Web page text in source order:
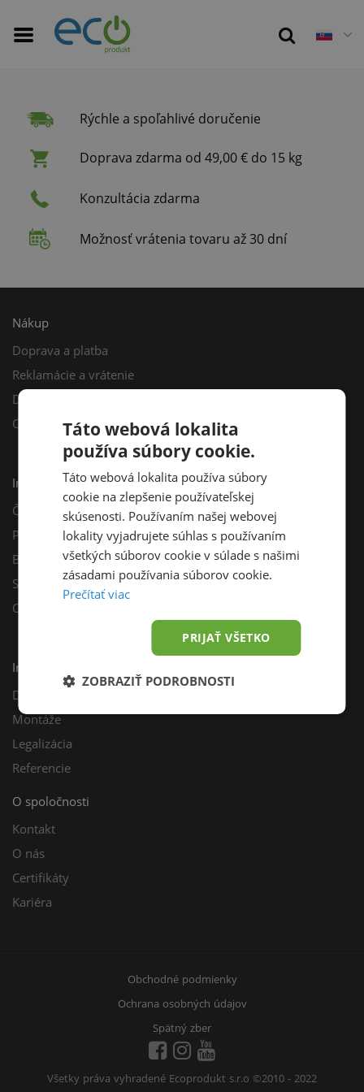
Rýchle a spoľahlivé doručenie
Doprava zdarma od 49,00 € do 15 kg
Konzultácia zdarma
Možnosť vrátenia tovaru až 30 dní
Nákup
Doprava a platba
Reklamácie a vrátenie
Darčekový poukaz
Odberné miesta
Informácie
Často kladené otázky
Poradňa
Blog
Sprievodca výberom fotovoltiky
Odporúčací program
Inštalácie
Dotácie
Montáže
Legalizácia
Referencie
O spoločnosti
Kontakt
O nás
Certifikáty
Kariéra
Obchodné podmienky
Ochrana osobných údajov
Spätný zber
Všetky práva vyhradené Ecoprodukt s.r.o ©2010 - 2022
Táto webová lokalita
používa súbory cookie.
Táto webová lokalita používa súbory
cookie na zlepšenie používateľskej
skúsenosti. Používaním našej webovej
lokality vyjadrujete súhlas s používaním
všetkých súborov cookie v súlade s našimi
zásadami používania súborov cookie.
Prečítať viac
PRIJAŤ VŠETKO
ZOBRAZIŤ PODROBNOSTI